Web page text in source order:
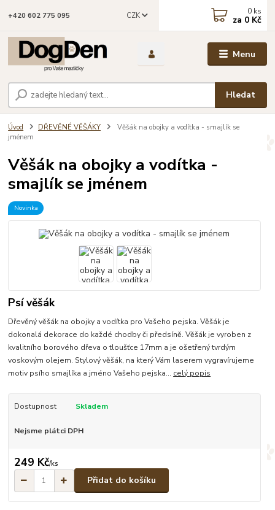
Menu
CZK
Hledat
+420 602 775 095 0 ks
za 0 Kč
Úvod DŘEVĚNÉ VĚŠÁKY
Věšák na obojky a vodítka - smajlík se
jménem
Věšák na obojky a vodítka -
smajlík se jménem
Novinka
Psí věšák
Dřevěný věšák na obojky a vodítka pro Vašeho pejska. Věšák je
dokonalá dekorace do každé chodby či předsíně. Věšák je vyroben z
kvalitního borového dřeva o tloušťce 17mm a je ošetřený tvrdým
voskovým olejem. Stylový věšák, na který Vám laserem vygravírujeme
motiv psího smajlíka a jméno Vašeho pejska... celý popis
Dostupnost Skladem
Nejsme plátci DPH
249 Kč/ks
Přidat do košíku